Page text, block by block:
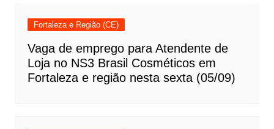
Fortaleza e Região (CE)
Vaga de emprego para Atendente de
Loja no NS3 Brasil Cosméticos em
Fortaleza e região nesta sexta (05/09)